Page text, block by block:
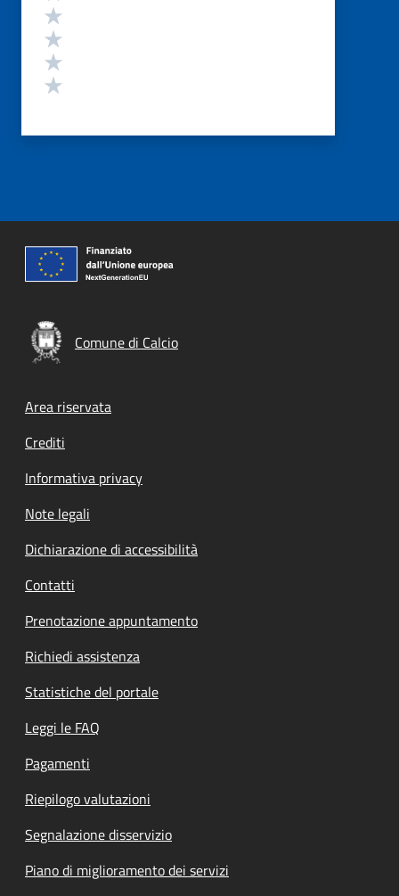
Comune di Calcio
Footer menu
Area riservata
Crediti
Informativa privacy
Note legali
Dichiarazione di accessibilità
Contatti
Prenotazione appuntamento
Richiedi assistenza
Statistiche del portale
Leggi le FAQ
Pagamenti
Riepilogo valutazioni
Segnalazione disservizio
Piano di miglioramento dei servizi